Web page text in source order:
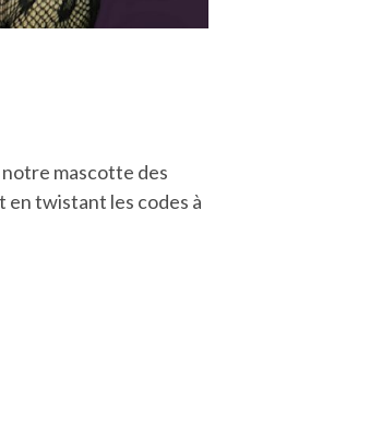
mascotte des
en twistant les codes à